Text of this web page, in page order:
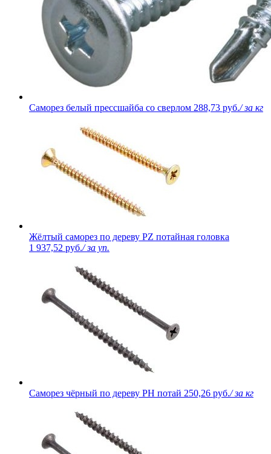
Саморез белый прессшайба со сверлом 288,73 руб./ за кг
Жёлтый саморез по дереву PZ потайная головка
1 937,52 руб./ за уп.
Саморез чёрный по дереву PH потай 250,26 руб./ за кг